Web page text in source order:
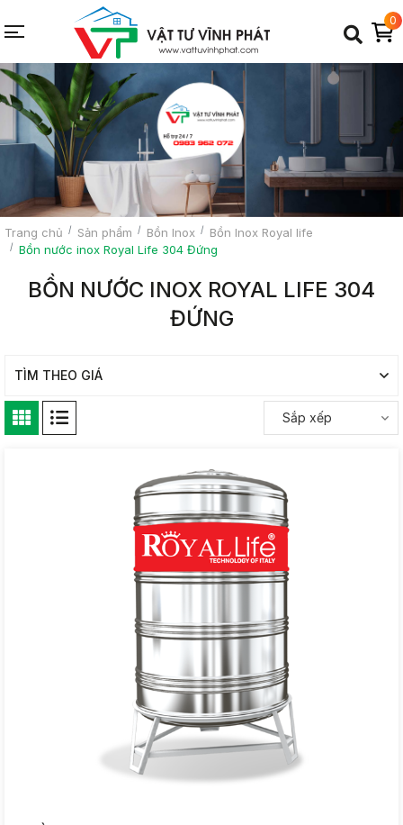
0
Trang chủ Sản phẩm Bồn Inox
Bồn Inox Royal life
Bồn nước inox Royal Life 304 Đứng
BỒN NƯỚC INOX ROYAL LIFE 304
ĐỨNG
TÌM THEO GIÁ
Sắp xếp